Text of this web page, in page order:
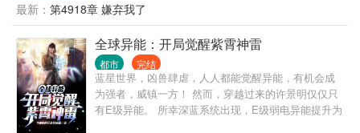
最新： 第4918章 嫌弃我了
全球异能：开局觉醒紫霄神雷
都市 完结
蓝星世界，凶兽肆虐，人人都能觉醒异能，有机会成
为强者，威镇一方！ 然而，穿越过来的许景明仅仅只
有E级异能。 所幸深蓝系统出现，E级弱电异能提升为